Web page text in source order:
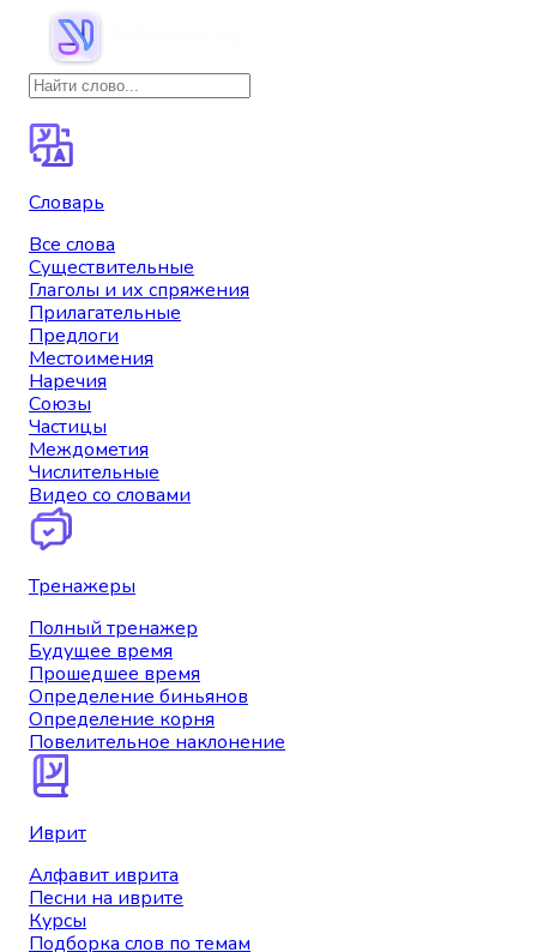
Словарь
Все слова
Существительные
Глаголы и их спряжения
Прилагательные
Предлоги
Местоимения
Наречия
Союзы
Частицы
Междометия
Числительные
Видео со словами
Тренажеры
Полный тренажер
Будущее время
Прошедшее время
Определение биньянов
Определение корня
Повелительное наклонение
Иврит
Алфавит иврита
Песни на иврите
Курсы
Подборка слов по темам